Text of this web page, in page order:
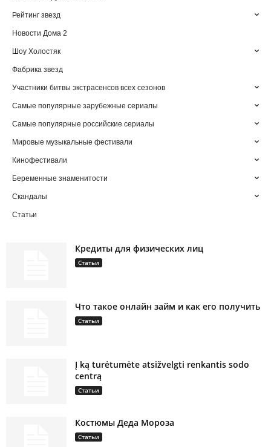
Рейтинг звезд
Новости Дома 2
Шоу Холостяк
Фабрика звезд
Участники битвы экстрасенсов всех сезонов
Самые популярные зарубежные сериалы
Самые популярные российские сериалы
Мировые музыкальные фестивали
Кинофестивали
Беременные знаменитости
Скандалы
Статьи
Кредиты для физических лиц
Статьи
Что такое онлайн займ и как его получить
Статьи
Į ką turėtumėte atsižvelgti renkantis sodo
centrą
Статьи
Костюмы Деда Мороза
Статьи